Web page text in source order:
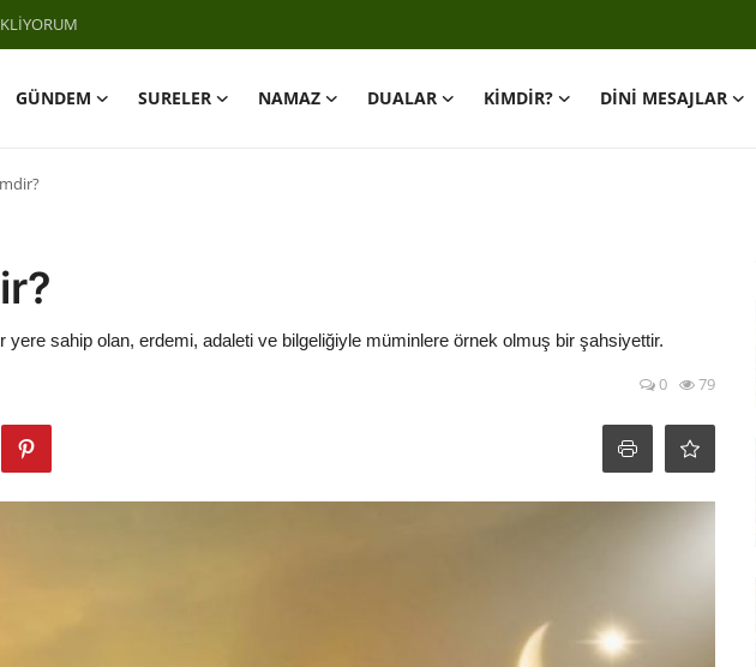
GÜNDEM SURELER NAMAZ DUALAR KİMDİR? DİNİ MESAJLAR
yere sahip olan, erdemi, adaleti ve bilgeliğiyle müminlere örnek olmuş bir şahsiyettir.
0 79